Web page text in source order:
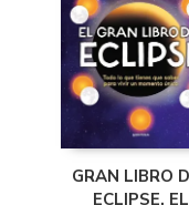
GRAN LIBRO
ECLIPSE, EL